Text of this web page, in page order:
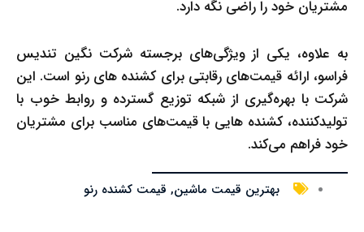
مشتریان خود را راضی نگه دارد.
به علاوه، یکی از ویژگی‌های برجسته شرکت نگین تندیس
فراسو، ارائه قیمت‌های رقابتی برای کشنده های رنو است. این
شرکت با بهره‌گیری از شبکه توزیع گسترده و روابط خوب با
تولیدکننده، کشنده هایی با قیمت‌های مناسب برای مشتریان
خود فراهم می‌کند.
بهترین قیمت ماشین, قیمت کشنده رنو